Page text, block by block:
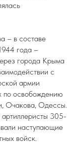
– в составе
года –
города Крыма
с
армии
по освобождению
Очакова, Одессы.
артиллеристы 305-
наступающие
войск.